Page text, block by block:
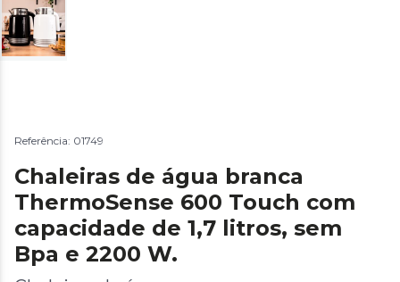
Referência: 01749
Chaleiras de água branca
ThermoSense 600 Touch com
capacidade de 1,7 litros, sem
Bpa e 2200 W.